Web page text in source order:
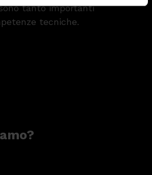
tanto importanti
tecniche.